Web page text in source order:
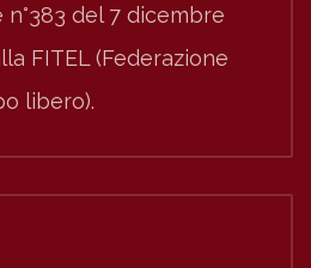
del 7 dicembre
FITEL (Federazione
libero).